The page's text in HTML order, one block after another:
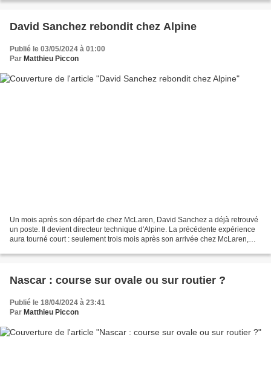
David Sanchez rebondit chez Alpine
Publié le 03/05/2024 à 01:00
Par Matthieu Piccon
Un mois après son départ de chez McLaren, David Sanchez a déjà retrouvé
un poste. Il devient directeur technique d'Alpine. La précédente expérience
aura tourné court : seulement trois mois après son arrivée chez McLaren,
Nascar : course sur ovale ou sur routier ?
Publié le 18/04/2024 à 23:41
Par Matthieu Piccon